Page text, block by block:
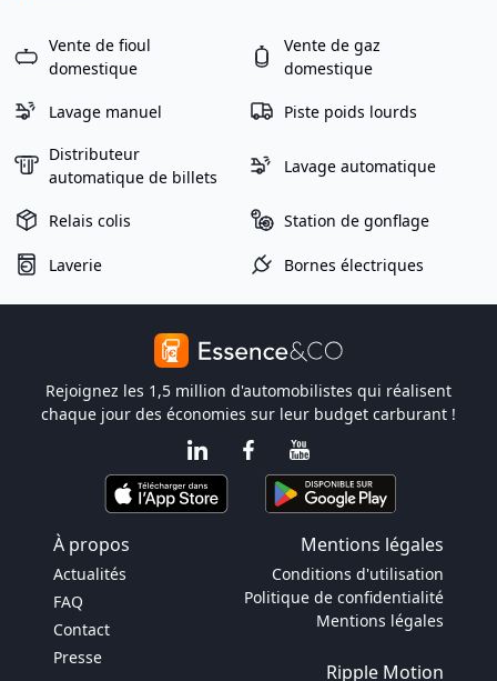
Vente de fioul
domestique
Vente de gaz
domestique
Lavage manuel Piste poids lourds
Distributeur
automatique de billets
Lavage automatique
Relais colis Station de gonflage
Laverie Bornes électriques
Rejoignez les 1,5 million d'automobilistes qui réalisent
chaque jour des économies sur leur budget carburant !
À propos Mentions légales
Actualités
FAQ
Contact
Presse
Conditions d'utilisation
Politique de confidentialité
Mentions légales
Ripple Motion